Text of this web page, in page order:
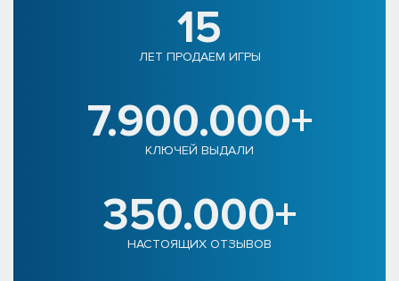
15
ЛЕТ ПРОДАЕМ ИГРЫ
7.900.000+
КЛЮЧЕЙ ВЫДАЛИ
350.000+
НАСТОЯЩИХ ОТЗЫВОВ